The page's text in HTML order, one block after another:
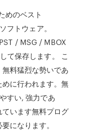
めのベスト
フトウェア。
/ MSG / MBOX
て保存します。 こ
料猛烈な勢いであ
に行われます。無
すい, 強力であ
います無料プログ
になります。